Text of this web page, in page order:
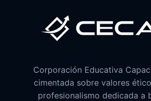
Corporación Educativa
cimentada sobre valores
profesionalismo dedicada a